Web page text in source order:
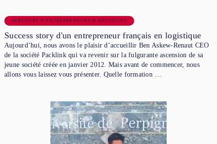
PARCOURS D'ENTREPRENEURS & RÉUSSITES
Success story d'un entrepreneur français en logistique
Aujourd’hui, nous avons le plaisir d’accueillir Ben Askew-Renaut CEO
de la société Packlink qui va revenir sur la fulgurante ascension de sa
jeune société créée en janvier 2012. Mais avant de commencer, nous
allons vous laissez vous présenter. Quelle formation …